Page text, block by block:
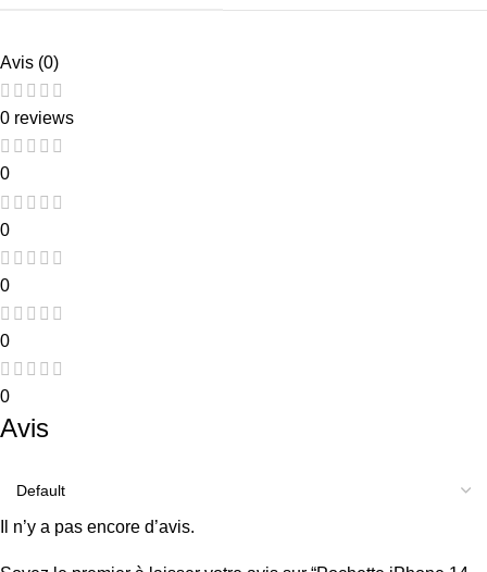
Avis (0)
0 reviews
0
0
0
0
0
Avis
Il n’y a pas encore d’avis.